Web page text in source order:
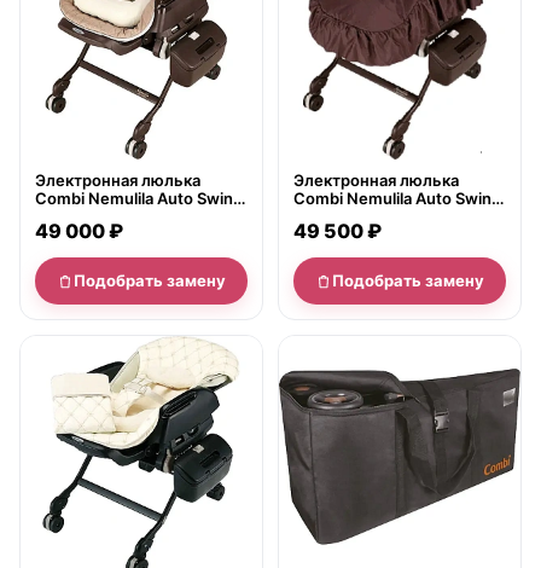
Электронная люлька
Combi Nemulila Auto Swing
49 000 ₽
Подобрать замену
Электронная люлька
Combi Nemulila Auto Swing
49 500 ₽
Подобрать замену
нет в продаже